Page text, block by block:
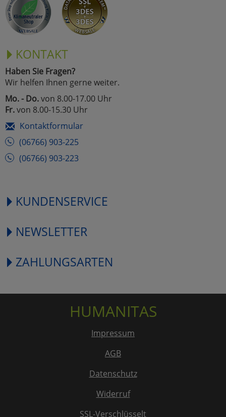
KONTAKT
Haben Sie Fragen?
Wir helfen Ihnen gerne weiter.
Mo. - Do.von 8.00-17.00 Uhr
Fr.von 8.00-15.30 Uhr
Kontaktformular
(06766) 903-225
(06766) 903-223
KUNDENSERVICE
NEWSLETTER
ZAHLUNGSARTEN
HUMANITAS
Impressum
AGB
Datenschutz
Widerruf
SSL-Verschlüsselt